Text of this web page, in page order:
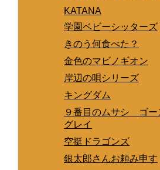
KATANA
学園ベビーシッターズ
きのう何食べた？
金色のマビノギオン
岸辺の唄シリーズ
キングダム
９番目のムサシ ゴー
グレイ
空挺ドラゴンズ
銀太郎さんお頼み申す